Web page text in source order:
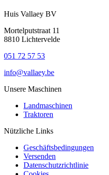
Huis Vallaey BV
Mortelputstraat 11
8810 Lichtervelde
051 72 57 53
info@vallaey.be
Unsere Maschinen
Landmaschinen
Traktoren
Nützliche Links
Geschäftsbedingungen
Versenden
Datenschutzrichtlinie